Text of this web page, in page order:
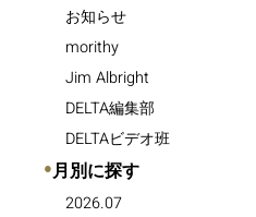
お知らせ
morithy
Jim Albright
DELTA編集部
DELTAビデオ班
●月別に探す
2026.07